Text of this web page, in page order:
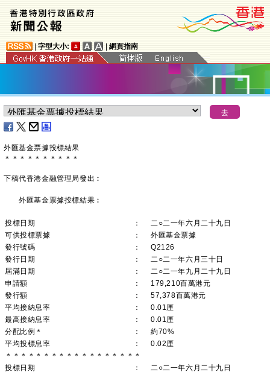
字型大小: 網頁指南
外匯基金票據投標結果
＊ ＊ ＊ ＊ ＊ ＊ ＊ ＊ ＊ ＊
下稿代香港金融管理局發出︰
外匯基金票據投標結果︰
投標日期 ：
二○二一年六月二十九日
可供投標票據
：
外匯基金票據
發行號碼
：
Q2126
發行日期
：
二○二一年六月三十日
屆滿日期
：
二○二一年九月二十九日
申請額
：
179,210百萬港元
發行額
：
57,378百萬港元
平均接納息率
：
0.01厘
最高接納息率
：
0.01厘
分配比例＊
：
約70%
平均投標息率
：
0.02厘
＊＊＊＊＊＊＊＊＊＊＊＊＊＊＊＊＊＊
投標日期
：
二○二一年六月二十九日